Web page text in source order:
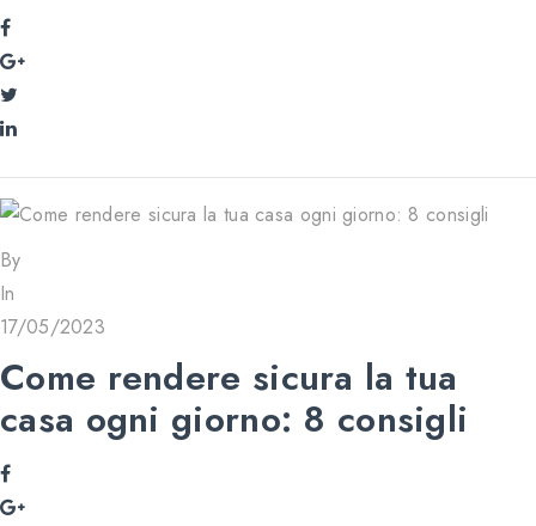
By
In
17/05/2023
Come rendere sicura la tua
casa ogni giorno: 8 consigli